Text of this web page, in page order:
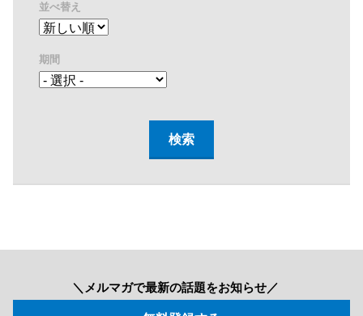
並べ替え
期間
＼メルマガで最新の話題をお知らせ／